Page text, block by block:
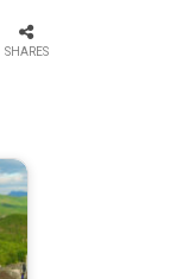
SHARES